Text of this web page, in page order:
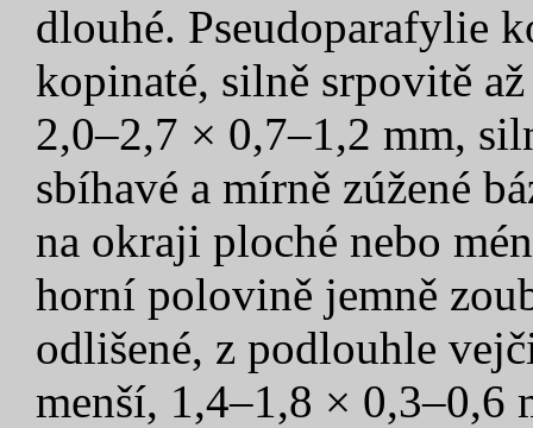
dlouhé. Pseudoparafylie
kopinaté, silně srpovitě
2,0–2,7 × 0,7–1,2 mm,
sbíhavé a mírně zúžené
na okraji ploché nebo
horní polovině jemně
odlišené, z podlouhle
menší, 1,4–1,8 × 0,3–0,6